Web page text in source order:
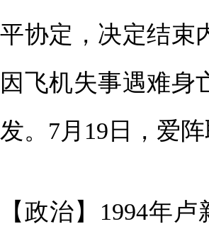
平协定，决定结束
因飞机失事遇难身
发。7月19日，爱
【政治】1994年